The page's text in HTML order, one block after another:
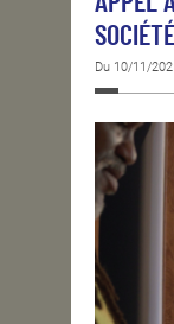
Du 10/11/